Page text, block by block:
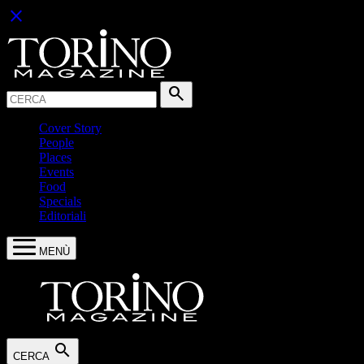
close
search
Cover Story
People
Places
Events
Food
Specials
Editoriali
MENÙ
CERCA search